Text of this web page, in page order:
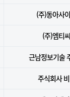
(주)동아사
(주)엠티
근남정보기술
주식회사